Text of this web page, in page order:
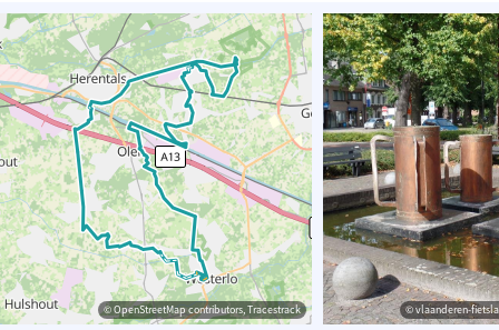
© OpenStreetMap contributors, Tracestrack © vlaanderen-